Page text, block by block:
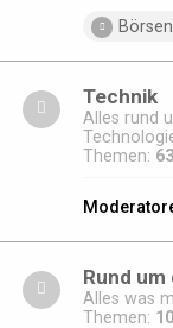
Technik
Alles rund
Themen: 63
Rund
Alles was
Themen: 10